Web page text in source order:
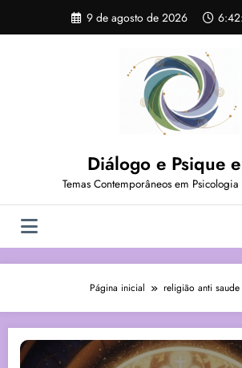
o
9 de agosto de 2026
Diálogo e Psique
Temas Contemporâneos em
Página inicial religião anti saude